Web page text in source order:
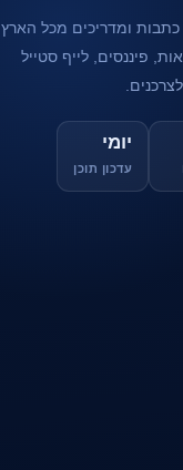
כתבות ומדריכים מכל הארץ
פיננסים, לייף סטייל
יומי
עדכון תוכן